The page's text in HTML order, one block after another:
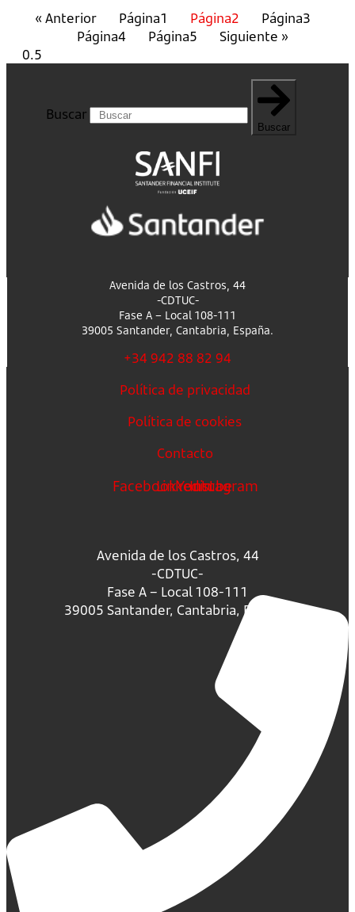
« Anterior Página1 Página2 Página3
Página4 Página5 Siguiente »
Buscar
Buscar
Avenida de los Castros, 44
-CDTUC-
Fase A – Local 108-111
39005 Santander, Cantabria, España.
+34 942 88 82 94
Política de privacidad
Política de cookies
Contacto
FacebookLinkedin
Youtube
Instagram
Avenida de los Castros, 44
-CDTUC-
Fase A – Local 108-111
39005 Santander, Cantabria, España.